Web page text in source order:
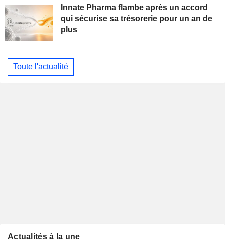
Innate Pharma flambe après un accord
qui sécurise sa trésorerie pour un an de
plus
Toute l'actualité
Actualités à la une